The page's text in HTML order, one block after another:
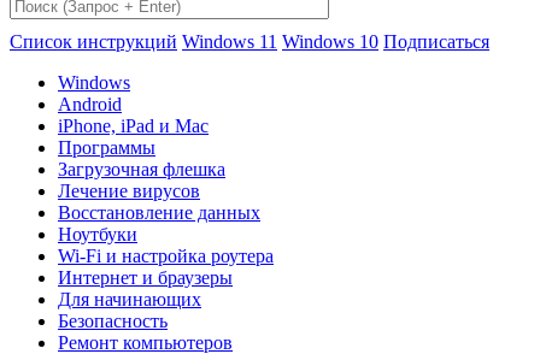
Список инструкций Windows 11 Windows 10 Подписаться
Windows
Android
iPhone, iPad и Mac
Программы
Загрузочная флешка
Лечение вирусов
Восстановление данных
Ноутбуки
Wi-Fi и настройка роутера
Интернет и браузеры
Для начинающих
Безопасность
Ремонт компьютеров